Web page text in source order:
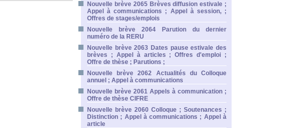
Nouvelle brève 2065 Brèves diffusion estivale ;
Appel à communications ; Appel à session, ;
Offres de stages/emplois
Nouvelle brève 2064 Parution du dernier
numéro de la RERU
Nouvelle brève 2063 Dates pause estivale des
brèves ; Appel à articles ; Offres d'emploi ;
Offre de thèse ; Parutions ;
Nouvelle brève 2062 Actualités du Colloque
annuel ; Appel à communications
Nouvelle brève 2061 Appels à communication ;
Offre de thèse CIFRE
Nouvelle brève 2060 Colloque ; Soutenances ;
Distinction ; Appel à communications ; Appel à
article